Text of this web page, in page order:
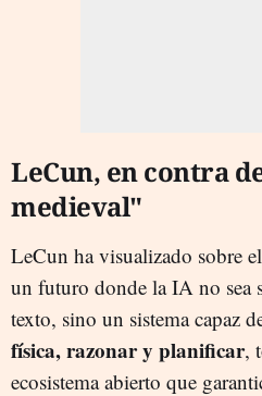
LeCun, en contra
medieval"
LeCun ha visualizado sobre
un futuro donde la IA no sea
texto, sino un sistema capaz
física, razonar y planificar,
ecosistema abierto que